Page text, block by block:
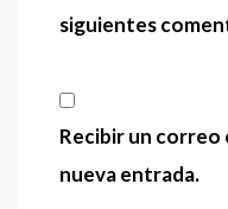
siguientes
Recibir un
nueva entrada.